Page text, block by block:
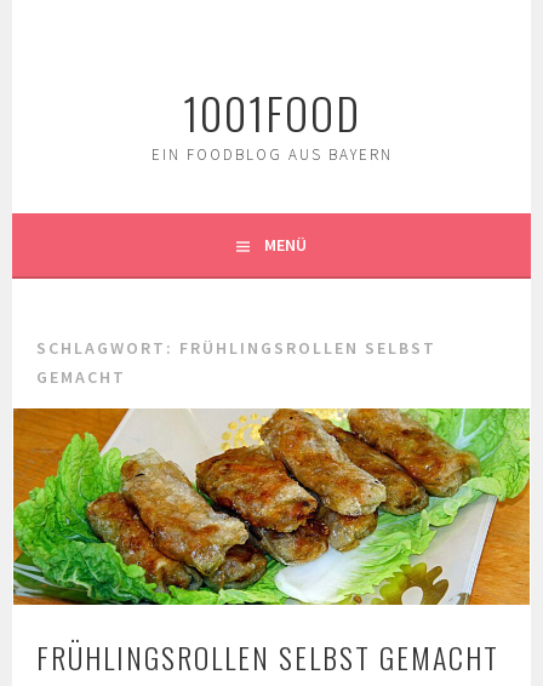
1001FOOD
EIN FOODBLOG AUS BAYERN
MENÜ
SCHLAGWORT: FRÜHLINGSROLLEN SELBST
GEMACHT
FRÜHLINGSROLLEN SELBST GEMACHT